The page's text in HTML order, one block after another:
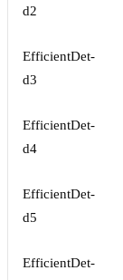
d2
EfficientDet-
d3
EfficientDet-
d4
EfficientDet-
d5
EfficientDet-